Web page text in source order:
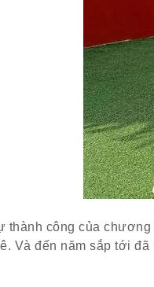
thành công của
Và đến năm sắp tới